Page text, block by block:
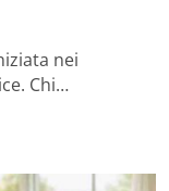
nei
Chi…